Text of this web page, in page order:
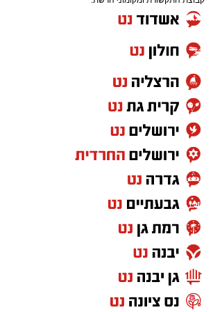
צפו ברגעים קצרים מהארוע
בו רבות.
ונכדו של הגר"י טולדאנו שליט"א,
זאב.
יחד עם בנו נ"י. לאחר מכן, פנה
בסמוך להדלקות ל"ג בעומר, שם
ראשו של בנו לראשונה וכיבד עוד
השיער, תוך כדי שבירכוהו שזכות
הקדושה לאדמור"י ורבני משפחת
בעדו, וכי יגדל ויאיר את עיני
שמים וחסידות.
משם פנה לחדר הסמוך לצורך
התנא רשב"י.
בהמשך המעמד ערכו המשתתפים
ובמסגרתה בירך הגר"ש טולידאנו